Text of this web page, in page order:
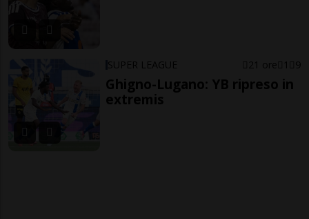
SUPER LEAGUE 21 ore 1 9
Ghigno-Lugano: YB ripreso in
extremis